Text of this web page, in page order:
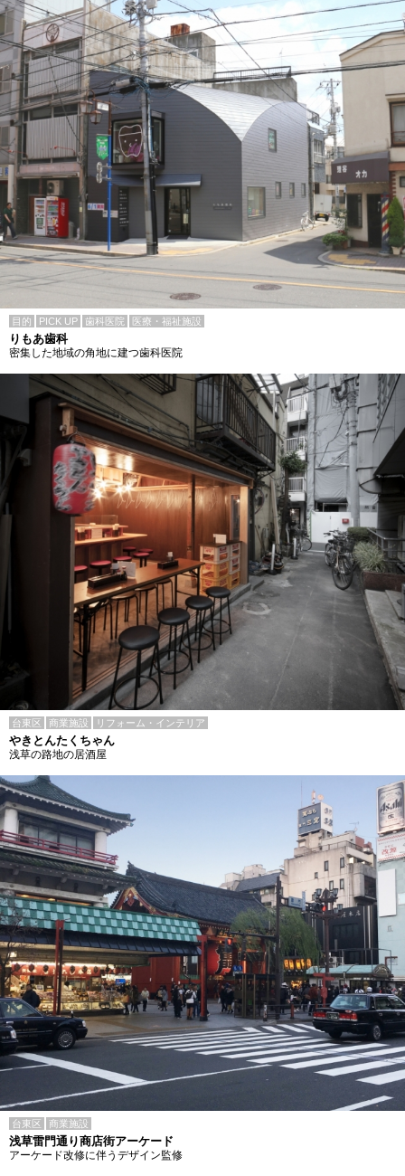
目的 PICK UP 歯科医院 医療・福祉施設
りもあ歯科
密集した地域の角地に建つ歯科医院
台東区 商業施設 リフォーム・インテリア
やきとんたくちゃん
浅草の路地の居酒屋
台東区 商業施設
浅草雷門通り商店街アーケード
アーケード改修に伴うデザイン監修